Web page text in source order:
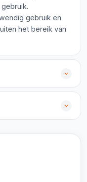
gebruik en
het bereik van